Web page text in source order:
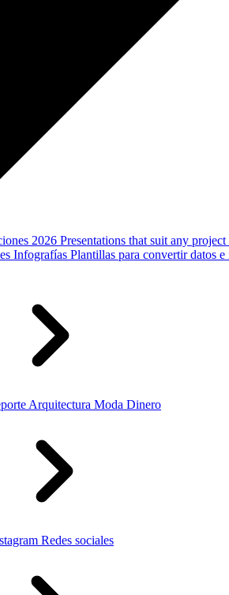
2026 Presentations that suit any project
Infografías Plantillas para convertir datos
Arquitectura Moda Dinero
Redes sociales